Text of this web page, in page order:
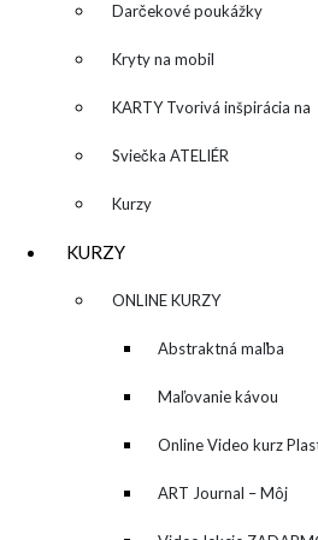
Darčekové poukážky
Kryty na mobil
KARTY Tvorivá inšpirácia na
každý deň
Sviečka ATELIÉR
Kurzy
KURZY
▼ ONLINE KURZY
▼ Abstraktná maľba
akrylom (Mixed Media)
Maľovanie kávou
Online Video kurz
ART
ART Journal – Môj
In my paintings I try to capture
that touched my soul. Painting is
NAPÍŠTE MI –